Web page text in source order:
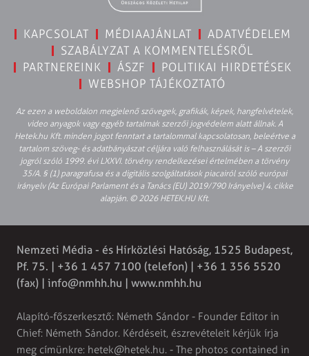
KAPCSOLAT MÉDIAAJÁNLAT
ADATVÉDELEM
SZABÁLYZAT A KOMMENTELÉSRŐL
PARTNEREINK
ÁSZF
POLITIKAI HIRDETÉSEK
WEBSHOP TÁJÉKOZTATÓ
Az ezen a weboldalon megjelenő szövegek, grafikák, képek, hangfelvételek,
video anyagok vagy egyéb tartalmak szerzői jogvédelem alatt állnak. A
Hetek.hu Kft. minden jogot fenntart a tartalommal kapcsolatosan, beleértve a
tartalom szöveg- és adatbányászat céljára való felhasználását is – A szerzői
jogról szóló 1999. évi LXXVI. törvény rendelkezései értelmében a törvény
35/A. § (1) paragrafusa és a digitális szolgáltatások piacairól szóló európai
irányelv (Az Európai Parlament és a Tanács (EU) 2019/790 Irányelve) 4. cikke
alapján. © 2026 HETEK.HU Kft.
Nemzeti Média - és Hírközlési Hatóság, 1525 Budapest,
Pf. 75. | +36 1 457 7100 (telefon) | +36 1 356 5520
(fax) | info@nmhh.hu | www.nmhh.hu
Alapító-főszerkesztő: Németh Sándor - Founder Editor in
Chief: Németh Sándor. Kérdéseit, észrevételeit kérjük írja
meg címünkre: hetek@hetek.hu. - The photos contained in